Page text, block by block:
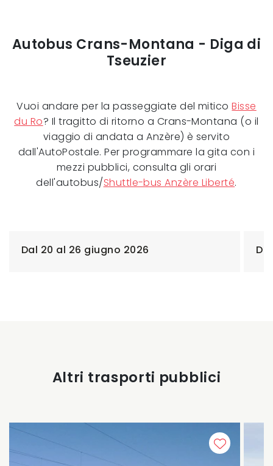
Autobus Crans-Montana - Diga di
Tseuzier
Vuoi andare per la passeggiate del miticoBisse
du Ro? Il tragitto di ritorno a Crans-Montana (o il
viaggio di andata a Anzère) è servito
dall'AutoPostale. Per programmare la gita con i
mezzi pubblici, consulta gli orari
dell'autobus/Shuttle-bus Anzère Liberté.
Dal 20 al 26 giugno 2026
Altri trasporti pubblici